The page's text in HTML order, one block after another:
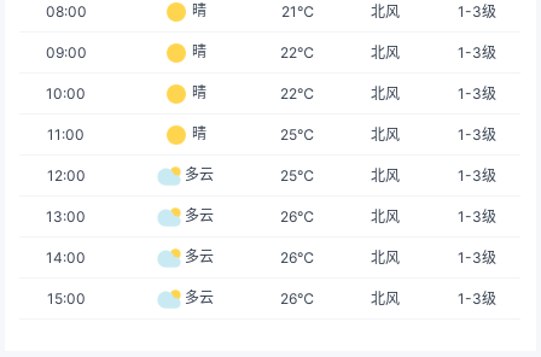
08:00 晴 21℃ 北风 1-3级
09:00 晴 22℃ 北风 1-3级
10:00 晴 22℃ 北风 1-3级
11:00 晴 25℃ 北风 1-3级
12:00 多云 25℃ 北风 1-3级
13:00 多云 26℃ 北风 1-3级
14:00 多云 26℃ 北风 1-3级
15:00 多云 26℃ 北风 1-3级